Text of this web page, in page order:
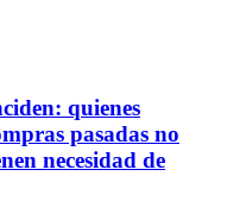
quienes
pasadas no
necesidad de